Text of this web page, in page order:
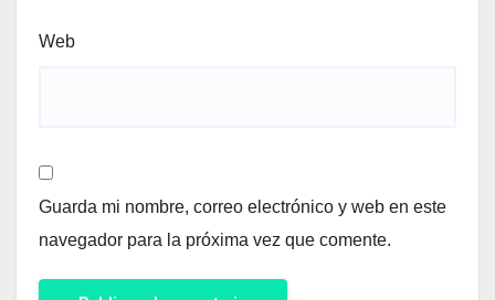
Web
Guarda mi nombre, correo electrónico y web en este
navegador para la próxima vez que comente.